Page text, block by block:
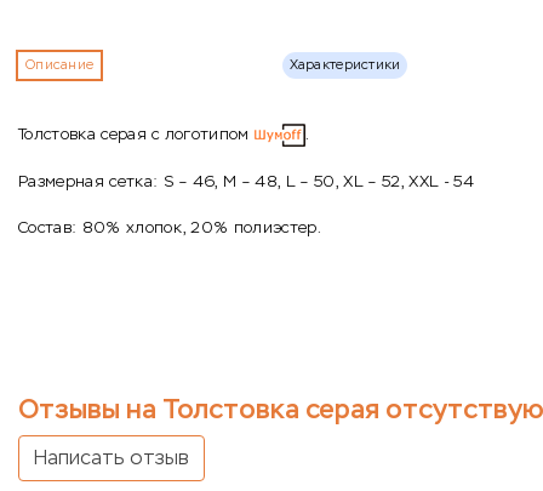
Описание Характеристики
Толстовка серая с логотипом .
Размерная сетка: S – 46, M – 48, L – 50, XL – 52, XXL - 54
Состав: 80% хлопок, 20% полиэстер.
Отзывы на Толстовка серая
Написать отзыв